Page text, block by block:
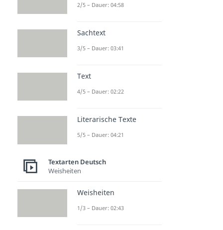
2/5 – Dauer: 04:58
Sachtext
3/5 – Dauer: 03:41
Text
4/5 – Dauer: 02:22
Literarische Texte
5/5 – Dauer: 04:21
Textarten Deutsch
Weisheiten
Weisheiten
1/3 – Dauer: 02:43